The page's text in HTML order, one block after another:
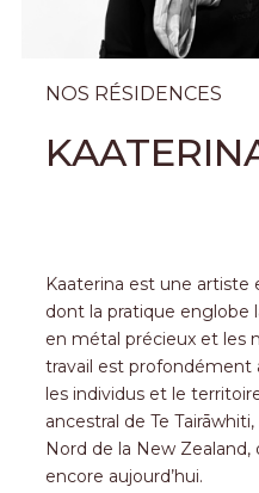
NOS RÉSIDENCES
Kaaterina est une artiste
dont la pratique englobe
en métal précieux et les
travail est profondément
les individus et le
ancestral de Te
Nord de la New
encore aujourd’hui.